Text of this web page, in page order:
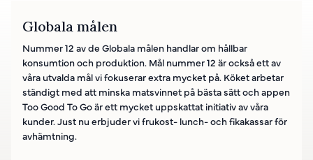
Globala målen
Nummer 12 av de Globala målen handlar om hållbar
konsumtion och produktion. Mål nummer 12 är också ett av
våra utvalda mål vi fokuserar extra mycket på. Köket arbetar
ständigt med att minska matsvinnet på bästa sätt och appen
Too Good To Go är ett mycket uppskattat initiativ av våra
kunder. Just nu erbjuder vi frukost- lunch- och fikakassar för
avhämtning.